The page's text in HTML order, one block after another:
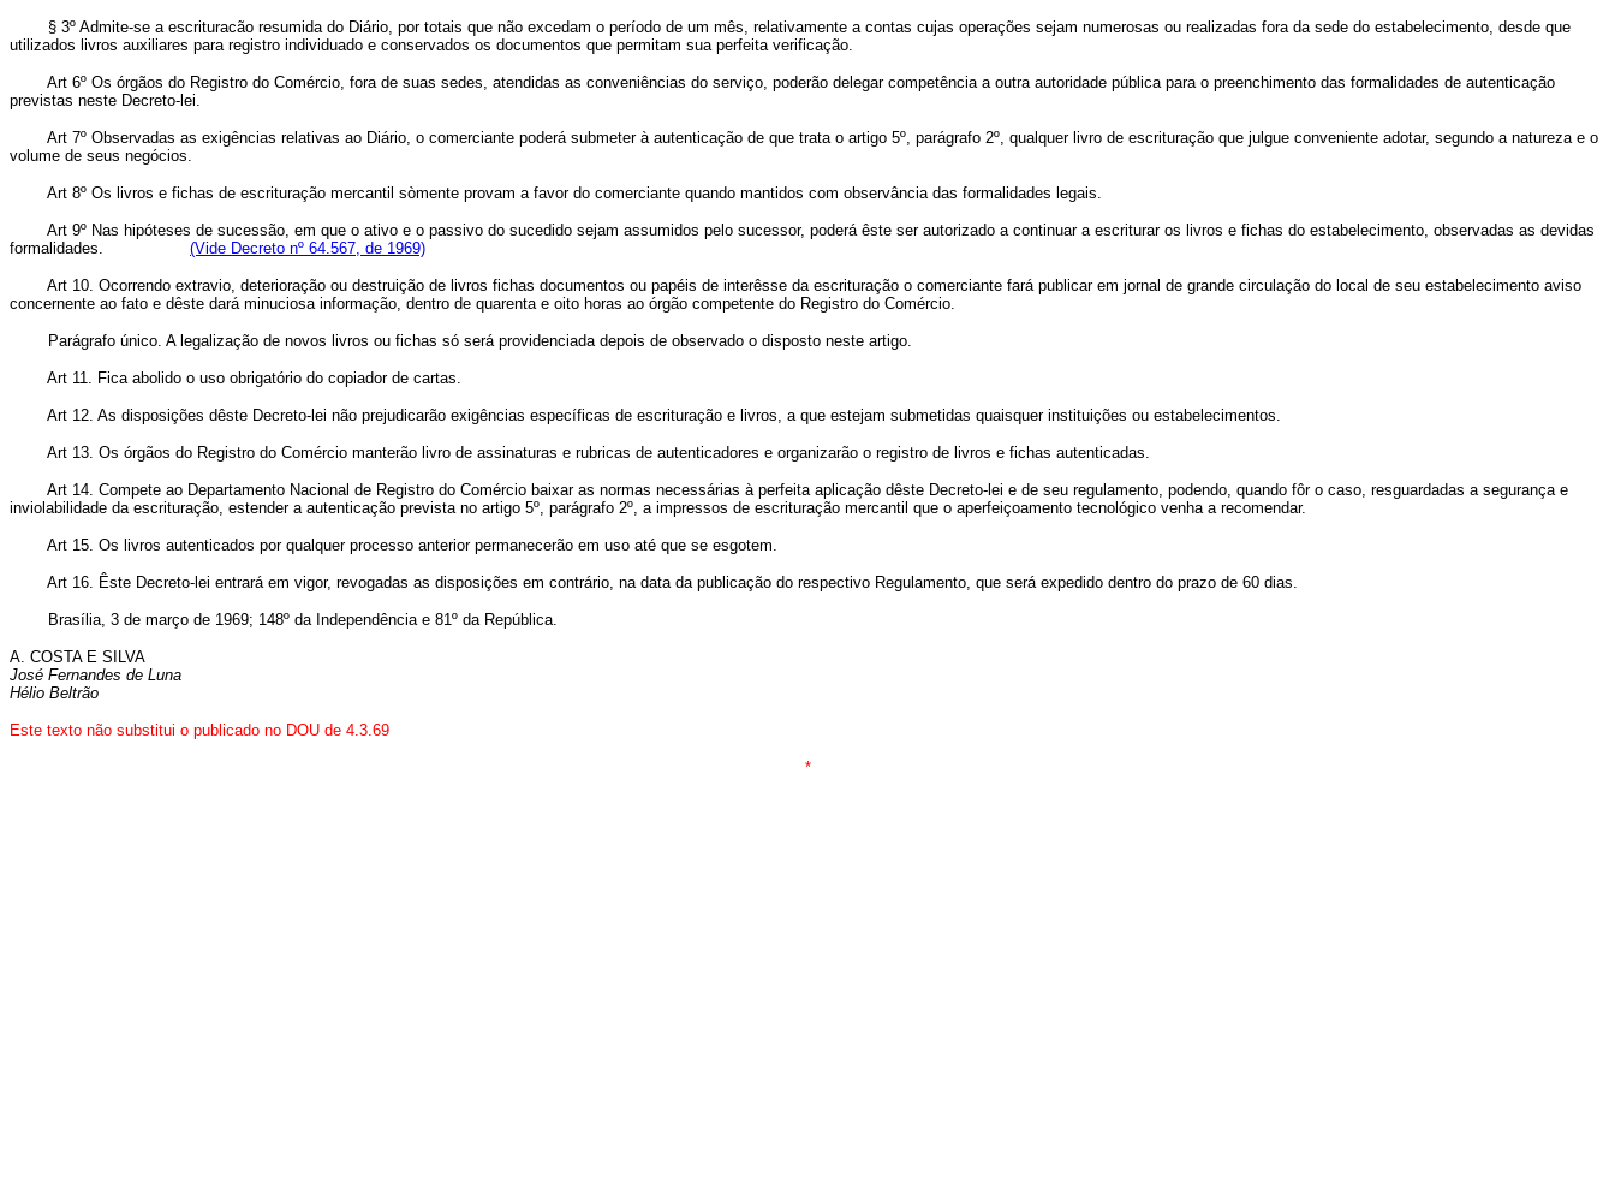
§ 3º Admite-se a escrituracão resumida do Diário, por totais que não excedam o período de um mês, relativamente a contas cujas operações sejam numerosas ou realizadas fora da sede do estabelecimento, desde que
utilizados livros auxiliares para registro individuado e conservados os documentos que permitam sua perfeita verificação.
Art 6º Os órgãos do Registro do Comércio, fora de suas sedes, atendidas as conveniências do serviço, poderão delegar competência a outra autoridade pública para o preenchimento das formalidades de autenticação
previstas neste Decreto-lei.
Art 7º Observadas as exigências relativas ao Diário, o comerciante poderá submeter à autenticação de que trata o artigo 5º, parágrafo 2º, qualquer livro de escrituração que julgue conveniente adotar, segundo a natureza e o
volume de seus negócios.
Art 8º Os livros e fichas de escrituração mercantil sòmente provam a favor do comerciante quando mantidos com observância das formalidades legais.
Art 9º Nas hipóteses de sucessão, em que o ativo e o passivo do sucedido sejam assumidos pelo sucessor, poderá êste ser autorizado a continuar a escriturar os livros e fichas do estabelecimento, observadas as devidas
formalidades. (Vide Decreto nº 64.567, de 1969)
Art 10. Ocorrendo extravio, deterioração ou destruição de livros fichas documentos ou papéis de interêsse da escrituração o comerciante fará publicar em jornal de grande circulação do local de seu estabelecimento aviso
concernente ao fato e dêste dará minuciosa informação, dentro de quarenta e oito horas ao órgão competente do Registro do Comércio.
Parágrafo único. A legalização de novos livros ou fichas só será providenciada depois de observado o disposto neste artigo.
Art 11. Fica abolido o uso obrigatório do copiador de cartas.
Art 12. As disposições dêste Decreto-lei não prejudicarão exigências específicas de escrituração e livros, a que estejam submetidas quaisquer instituições ou estabelecimentos.
Art 13. Os órgãos do Registro do Comércio manterão livro de assinaturas e rubricas de autenticadores e organizarão o registro de livros e fichas autenticadas.
Art 14. Compete ao Departamento Nacional de Registro do Comércio baixar as normas necessárias à perfeita aplicação dêste Decreto-lei e de seu regulamento, podendo, quando fôr o caso, resguardadas a segurança e
inviolabilidade da escrituração, estender a autenticação prevista no artigo 5º, parágrafo 2º, a impressos de escrituração mercantil que o aperfeiçoamento tecnológico venha a recomendar.
Art 15. Os livros autenticados por qualquer processo anterior permanecerão em uso até que se esgotem.
Art 16. Êste Decreto-lei entrará em vigor, revogadas as disposições em contrário, na data da publicação do respectivo Regulamento, que será expedido dentro do prazo de 60 dias.
Brasília, 3 de março de 1969; 148º da Independência e 81º da República.
A. COSTA E SILVA
José Fernandes de Luna
Hélio Beltrão
Este texto não substitui o publicado no DOU de 4.3.69
*